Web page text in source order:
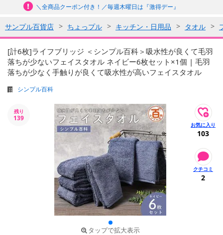
＼全商品クーポン付き！／毎週木曜日は『激得デー』
サンプル百貨店 ちょっプル キッチン・日用品 タオル
[計6枚]ライフブリッジ ＜シンプル百科＞吸水性が良くて毛羽
落ちが少ないフェイスタオル ネイビー6枚セット×1個 | 毛羽
落ちが少なく手触りが良くて吸水性が高いフェイスタオル
シンプル百科
残り
139
タップで拡大表示
103
2